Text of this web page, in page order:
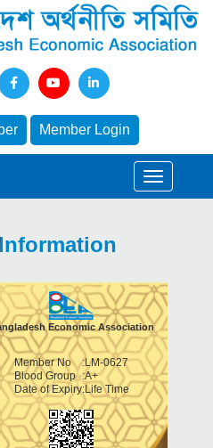
Member Login
Economic Association
Member No :LM-0627
Blood Group :A+
Date of Expiry:Life Time